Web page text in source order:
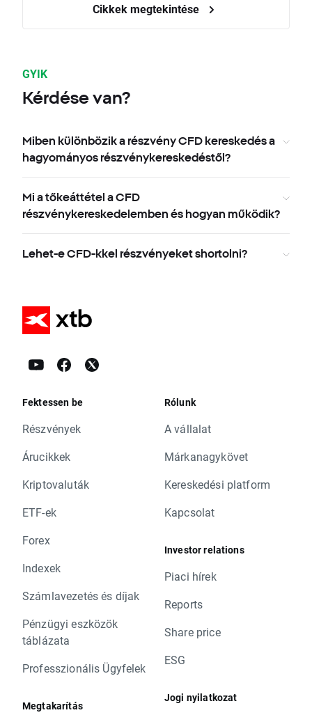
Cikkek megtekintése
GYIK
Kérdése van?
Miben különbözik a részvény CFD kereskedés a
hagyományos részvénykereskedéstől?
Mi a tőkeáttétel a CFD
részvénykereskedelemben és hogyan működik?
Lehet-e CFD-kkel részvényeket shortolni?
Fektessen be
Részvények
Árucikkek
Kriptovaluták
ETF-ek
Forex
Indexek
Számlavezetés és díjak
Pénzügyi eszközök
táblázata
Professzionális Ügyfelek
Megtakarítás
Rólunk
A vállalat
Márkanagykövet
Kereskedési platform
Kapcsolat
Investor relations
Piaci hírek
Reports
Share price
ESG
Jogi nyilatkozat